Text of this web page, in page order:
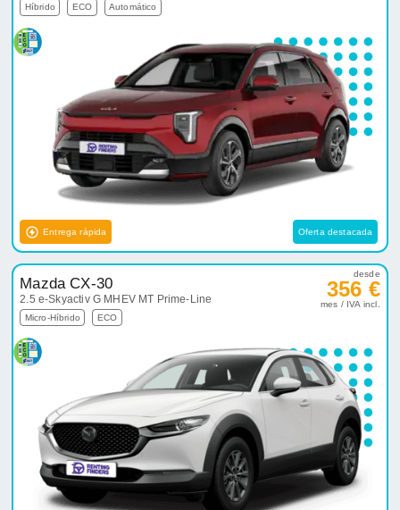
Híbrido ECO Automático
Entrega rápida Oferta destacada
Mazda CX-30
2.5 e-Skyactiv G MHEV MT Prime-Line
Micro-Híbrido ECO
desde
356 €
mes / IVA incl.